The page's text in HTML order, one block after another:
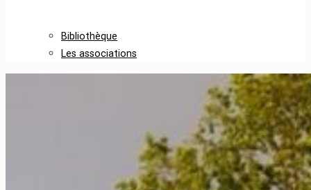
Bibliothèque
Les associations